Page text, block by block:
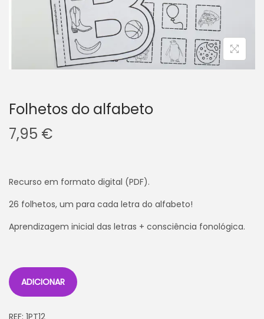
e
g
a
ç
t
e
ú
d
Folhetos do alfabeto
7,95 €
Recurso em formato digital (PDF).
26 folhetos, um para cada letra do alfabeto!
Aprendizagem inicial das letras + consciência fonológica.
ADICIONAR